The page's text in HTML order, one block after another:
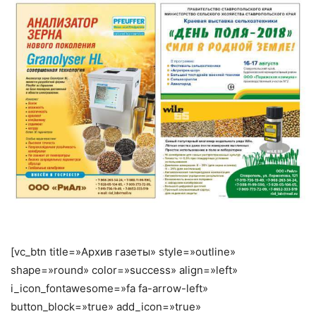
[vc_btn title=»Архив газеты» style=»outline»
shape=»round» color=»success» align=»left»
i_icon_fontawesome=»fa fa-arrow-left»
button_block=»true» add_icon=»true»